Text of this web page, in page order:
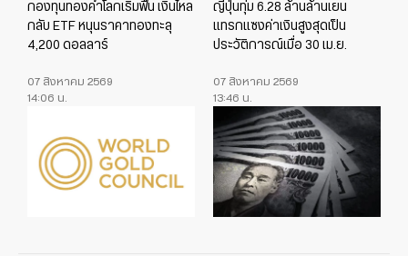
กองทุนทองคำโลกเริ่มฟื้น เงินไหล
กลับ ETF หนุนราคาทองทะลุ
4,200 ดอลลาร์
07 สิงหาคม 2569
14:06 น.
ญี่ปุ่นทุ่ม 6.28 ล้านล้านเยน
แทรกแซงค่าเงินสูงสุดเป็น
ประวัติการณ์เมื่อ 30 เม.ย.
07 สิงหาคม 2569
13:46 น.